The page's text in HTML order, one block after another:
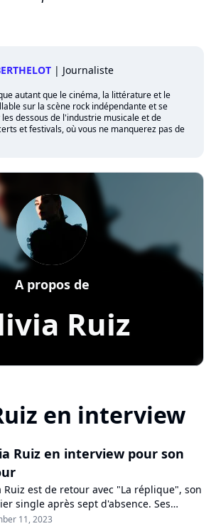
| Journaliste
autant que le cinéma, la littérature et le
sur la scène rock indépendante et se
dessous de l'industrie musicale et de
et festivals, où vous ne manquerez pas de
Ruiz
A propos de
en interview
Ruiz en interview pour son
Ruiz est de retour avec "La réplique", son
single après sept d'absence. Ses
à succès, son nouvel album, son
11, 2023